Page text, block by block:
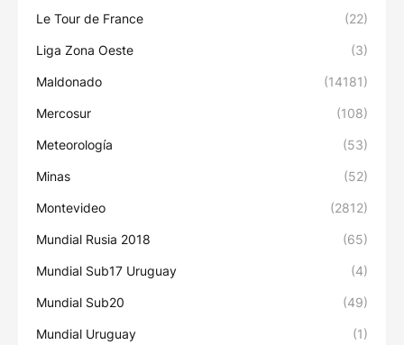
Le Tour de France (22)
Liga Zona Oeste (3)
Maldonado (14181)
Mercosur (108)
Meteorología (53)
Minas (52)
Montevideo (2812)
Mundial Rusia 2018 (65)
Mundial Sub17 Uruguay (4)
Mundial Sub20 (49)
Mundial Uruguay (1)